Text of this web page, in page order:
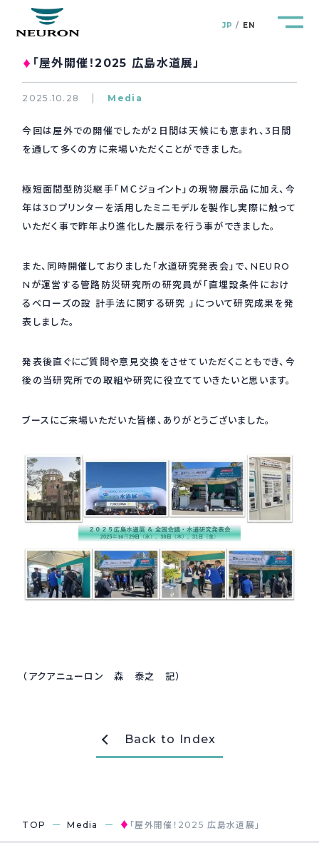
JP EN
管路防災研究所
製品＆サービス Products&Service
研究開発 R&D
新着情報 News&Topics
webカタログ
♦ 「屋外開催！2025 広島水道展」
2025.10.28 Media
今回は屋外での開催でしたが2日間は天候にも恵まれ、3日間
を通して多くの方に来場いただくことができました。
極短面間型防災継手「ＭＣジョイント」の現物展示品に加え、今
年は3Dプリンターを活用したミニモデルを製作し実際に触って
いただく事で昨年より進化した展示を行う事ができました。
また、同時開催しておりました「水道研究発表会」で、NEURO
Nが運営する管路防災研究所の研究員が「直埋設条件におけ
るベローズの設 計手法に関する研究 」について研究成果を発
表しました。
発表後直ぐにご質問や意見交換をさせていただくこともでき、今
後の当研究所での取組や研究に役立てていきたいと思います。
ブースにご来場いただいた皆様、ありがとうございました。
（アクアニューロン 森 泰之 記）
Back to Index
TOP Media ♦ 「屋外開催！2025 広島水道展」